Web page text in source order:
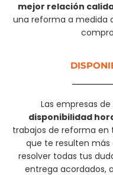
mejor relación
una reforma a medida
Las empresas
disponibilidad
trabajos de reforma en
que te resulten más
resolver todas tus
entrega acordados,